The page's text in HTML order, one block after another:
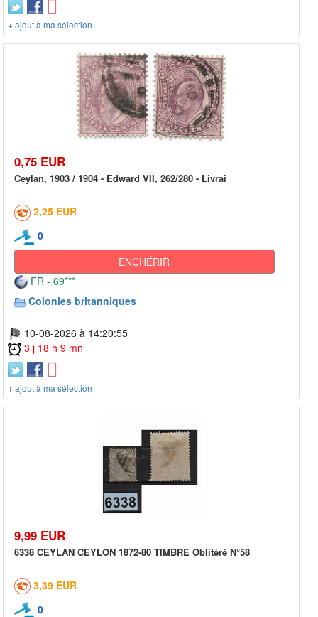
+ ajout à ma sélection
0,75 EUR
Ceylan, 1903 / 1904 - Edward VII, 262/280 - Livrai
2,25 EUR
0
ENCHÉRIR
FR - 69***
Colonies britanniques
10-08-2026 à 14:20:55
3 j 18 h 9 mn
+ ajout à ma sélection
9,99 EUR
6338 CEYLAN CEYLON 1872-80 TIMBRE Oblitéré N°58
3,39 EUR
0